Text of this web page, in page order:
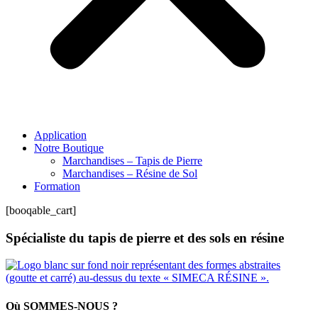
Application
Notre Boutique
Marchandises – Tapis de Pierre
Marchandises – Résine de Sol
Formation
[booqable_cart]
Spécialiste du tapis de pierre et des sols en résine
Où SOMMES-NOUS ?